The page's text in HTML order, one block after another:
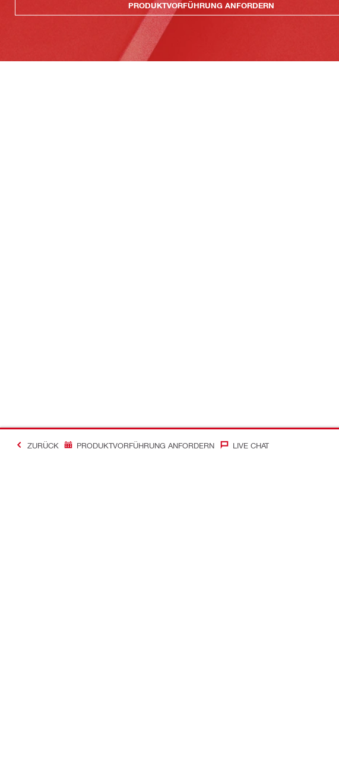
PRODUKTVORFÜHRUNG ANFORDERN
ZURÜCK PRODUKTVORFÜHRUNG ANFORDERN LIVE CHAT